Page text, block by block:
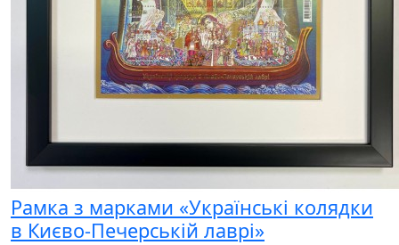
Рамка з марками «Українські колядки
в Києво-Печерській лаврі»